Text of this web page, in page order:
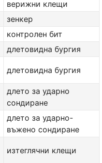
верижни клещи
зенкер
контролен бит
длетовидна бургия
длетовидна бургия
длето за ударно
сондиране
длето за ударно-
въжено сондиране
изтеглячни клещи